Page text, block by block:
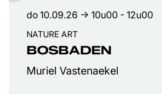
BOSBADEN
Muriel Vastenaekel
NATURE ART
do 10.09.26 → 10u00 - 12u00